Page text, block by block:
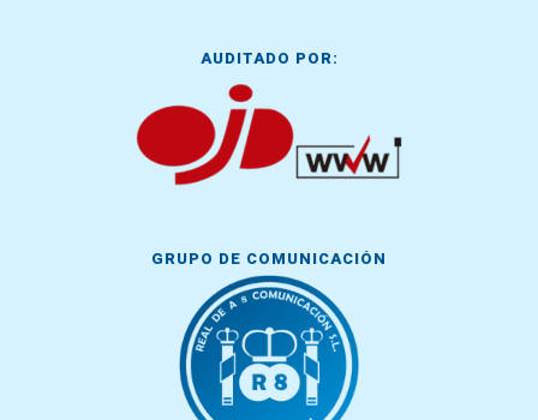
AUDITADO POR:
GRUPO DE COMUNICACIÓN